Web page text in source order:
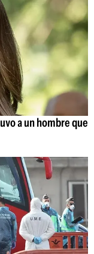
a un hombre que